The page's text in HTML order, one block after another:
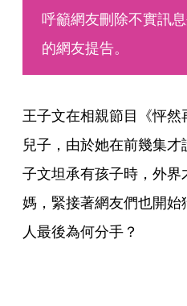
呼籲網友刪除不實訊
的網友提告。
王子文在相親節目《怦
兒子，由於她在前幾集
子文坦承有孩子時，外
媽，緊接著網友們也開
人最後為何分手？